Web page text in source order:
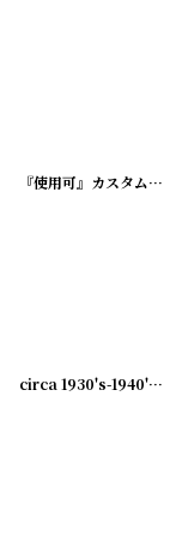
『使用可』カスタム加工済 アドバタイジング ビンテージボールペン
circa 1930's-1940's Advertising Bill Hook PETRO FUEL OILS.. アドバタイジング フック 伝票ホルダー